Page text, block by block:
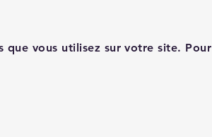
que vous utilisez sur votre site. Pour